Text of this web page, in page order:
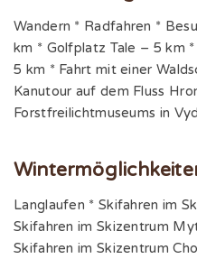
Wandern * Radfahren *
km * Golfplatz Tale – 5 km
5 km * Fahrt mit einer
Kanutour auf dem Fluss
Forstfreilichtmuseums in
Langlaufen * Skifahren im
Skifahren im Skizentrum
Skifahren im Skizentrum